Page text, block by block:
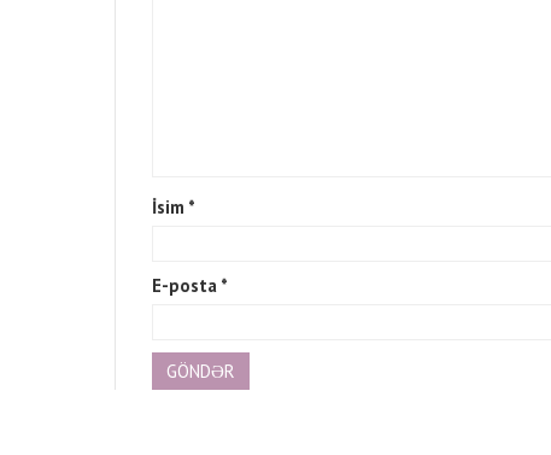
İsim *
E-posta *